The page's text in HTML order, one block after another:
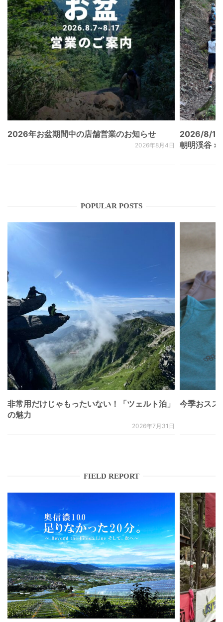
2026年お盆期間中の店舗営業のお知らせ
2026年8月4日
2026/8/
朝明渓谷 ×
POPULAR POSTS
非常用だけじゃもったいない！「ツェルト泊」
の魅力
2026年7月31日
今季おスス
FIELD REPORT